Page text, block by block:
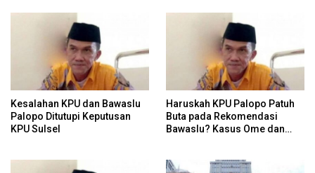
Kesalahan KPU dan Bawaslu
Palopo Ditutupi Keputusan
KPU Sulsel
Haruskah KPU Palopo Patuh
Buta pada Rekomendasi
Bawaslu? Kasus Ome dan